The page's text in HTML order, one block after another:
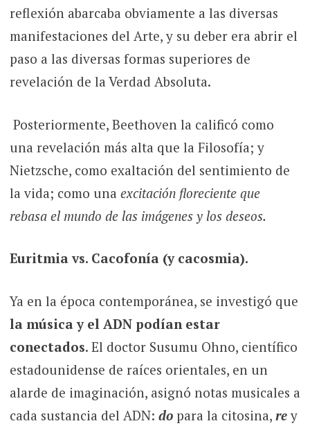
reflexión abarcaba obviamente a las diversas
manifestaciones del Arte, y su deber era abrir el
paso a las diversas formas superiores de
revelación de la Verdad Absoluta.
Posteriormente, Beethoven la calificó como
una revelación más alta que la Filosofía; y
Nietzsche, como exaltación del sentimiento de
la vida; como una excitación floreciente que
rebasa el mundo de las imágenes y los deseos.
Euritmia vs. Cacofonía (y cacosmia).
Ya en la época contemporánea, se investigó que
la música y el ADN podían estar
conectados. El doctor Susumu Ohno, científico
estadounidense de raíces orientales, en un
alarde de imaginación, asignó notas musicales a
cada sustancia del ADN: dopara la citosina, re y